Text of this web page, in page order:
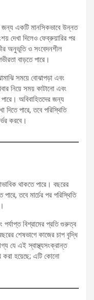
জন্য একটি মানসিকভাবে উন্নত
দেখা দিলেও ফেব্রুয়ারির পর
অনুভূতি ও সংবেদনশীল
বাড়তে পারে।
সময়ে বোঝাপড়া এবং
নিয়ে সময় কাটানো এবং
অবিবাহিতদের জন্য
দিতে পারে, তবে পরিস্থিতি
করবে।
থাকতে পারে। বছরের
তবে মার্চের পর পরিস্থিতি
বিশ্রামের প্রতি গুরুত্ব
শেষভাগে কাজের চাপ বৃদ্ধি
যে এই স্বাস্থ্যসংক্রান্ত
করা হয়েছে; এটি কোনো